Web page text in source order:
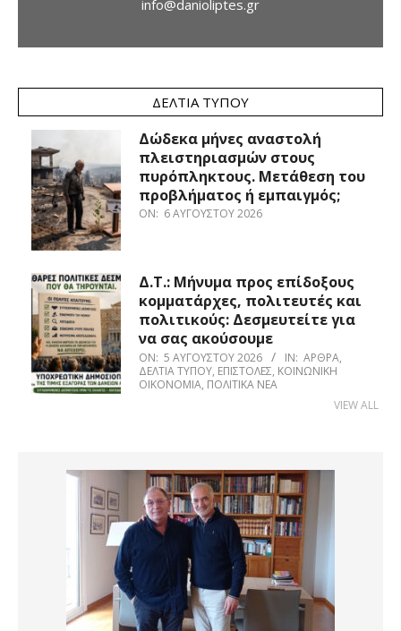
info@danioliptes.gr
ΔΕΛΤΊΑ ΤΎΠΟΥ
Δώδεκα μήνες αναστολή
πλειστηριασμών στους
πυρόπληκτους. Μετάθεση του
προβλήματος ή εμπαιγμός;
ON: 6 ΑΥΓΟΎΣΤΟΥ 2026
Δ.Τ.: Μήνυμα προς επίδοξους
κομματάρχες, πολιτευτές και
πολιτικούς: Δεσμευτείτε για
να σας ακούσουμε
ON: 5 ΑΥΓΟΎΣΤΟΥ 2026 IN: ΆΡΘΡΑ,
ΔΕΛΤΊΑ ΤΎΠΟΥ, ΕΠΙΣΤΟΛΈΣ, ΚΟΙΝΩΝΙΚΉ
ΟΙΚΟΝΟΜΊΑ, ΠΟΛΙΤΙΚΆ ΝΈΑ
VIEW ALL